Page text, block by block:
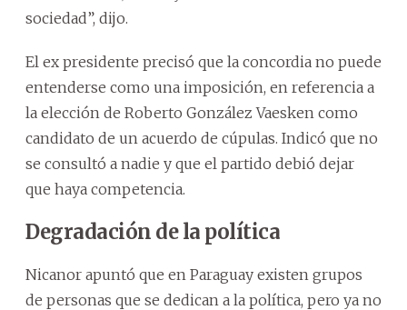
sociedad”, dijo.
El ex presidente precisó que la concordia no puede
entenderse como una imposición, en referencia a
la elección de Roberto González Vaesken como
candidato de un acuerdo de cúpulas. Indicó que no
se consultó a nadie y que el partido debió dejar
que haya competencia.
Degradación de la política
Nicanor apuntó que en Paraguay existen grupos
de personas que se dedican a la política, pero ya no